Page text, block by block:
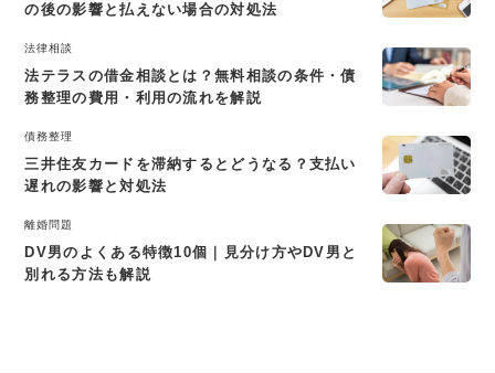
の後の影響と払えない場合の対処法
法律相談
法テラスの借金相談とは？無料相談の条件・債
務整理の費用・利用の流れを解説
債務整理
三井住友カードを滞納するとどうなる？支払い
遅れの影響と対処法
離婚問題
DV男のよくある特徴10個｜見分け方やDV男と
別れる方法も解説